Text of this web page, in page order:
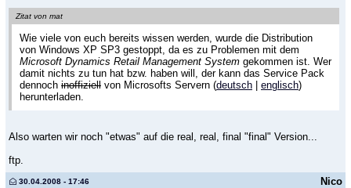
Zitat von mat
Wie viele von euch bereits wissen werden, wurde die Distribution
von Windows XP SP3 gestoppt, da es zu Problemen mit dem
Microsoft Dynamics Retail Management System gekommen ist. Wer
damit nichts zu tun hat bzw. haben will, der kann das Service Pack
dennoch inoffiziell von Microsofts Servern (deutsch englisch)
herunterladen.
Also warten wir noch "etwas" auf die real, real, final "final" Version...
ftp.
Nico
30.04.2008 - 17:46